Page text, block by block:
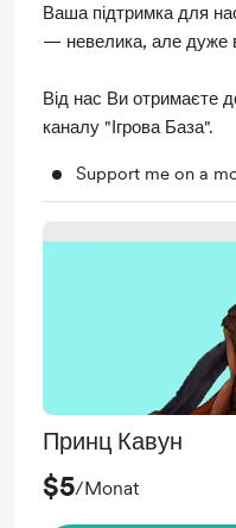
Ваша підтримка для
— невелика, але дуже
Від нас Ви отримаєте
каналу "Ігрова База".
Support me on a
Принц Кавун
$5/Monat